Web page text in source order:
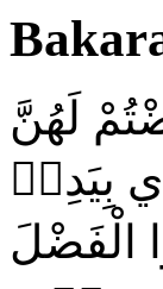
لَهُنَّ
بِيَدِه۪
الْفَضْلَ